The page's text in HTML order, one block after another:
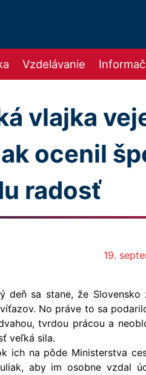
Vzdelávanie
vlajka
ocenil
radosť
19.
deň sa stane, že
No práve to sa
tvrdou prácou a
veľká sila.
ich na pôde Ministerstva
aby im osobne vzdal